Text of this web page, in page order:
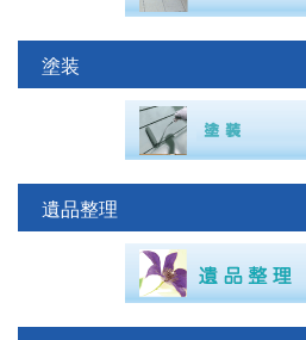
塗装
遺品整理